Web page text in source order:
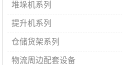
堆垛机系列
提升机系列
仓储货架系列
物流周边配套设备